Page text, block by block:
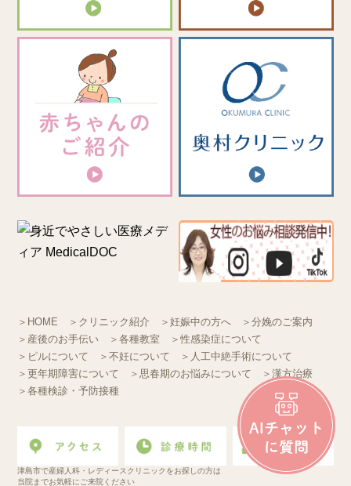
＞HOME ＞クリニック紹介 ＞妊娠中の方へ
＞分娩のご案内
＞産後のお手伝い
＞各種教室
＞性感染症について
＞ピルについて
＞不妊について
＞人工中絶手術について
＞更年期障害について
＞思春期のお悩みについて
＞漢方治療
＞各種検診・予防接種
津島市で産婦人科・レディースクリニックをお探しの方は
当院までお気軽にご来院ください